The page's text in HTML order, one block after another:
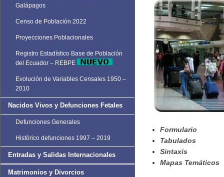
Galápagos
Censo de Población 2022
Proyecciones Poblacionales
Registro Estadístico Base de Población
del Ecuador – REBPE
Evolución de Variables Censales 1950 –
2010
Nacidos Vivos y Defunciones Fetales
Defunciones Generales
Histórico defunciones 1997 – 2019
Entradas y Salidas Internacionales
Matrimonios y Divorcios
Formulario
Tabulados
Sintaxis
Mapas Temáticos